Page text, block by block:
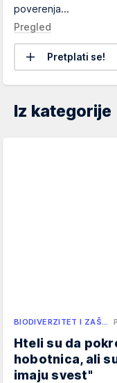
poverenja...
Pregled
Pretplati se!
Iz kategorije
BIODIVERZITET I ZAŠ…
Hteli su da
hobotnica, ali
imaju svest"